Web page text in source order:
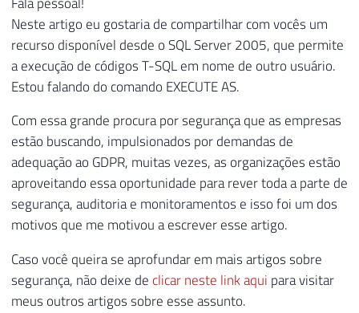
Neste artigo eu gostaria de compartilhar com vocês um
recurso disponível desde o SQL Server 2005, que permite
a execução de códigos T-SQL em nome de outro usuário.
Estou falando do comando EXECUTE AS.
Com essa grande procura por segurança que as empresas
estão buscando, impulsionados por demandas de
adequação ao GDPR, muitas vezes, as organizações estão
aproveitando essa oportunidade para rever toda a parte de
segurança, auditoria e monitoramentos e isso foi um dos
motivos que me motivou a escrever esse artigo.
Caso você queira se aprofundar em mais artigos sobre
segurança, não deixe de clicar neste link aqui para visitar
meus outros artigos sobre esse assunto.